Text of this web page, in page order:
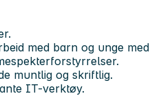
med barn og unge med
muntlig og skriftlig.
IT-verktøy.